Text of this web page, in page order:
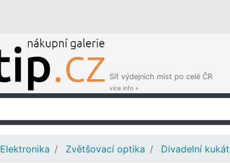
Síť výdejních míst po celé ČR
více info »
Elektronika Zvětšovací optika Divadelní